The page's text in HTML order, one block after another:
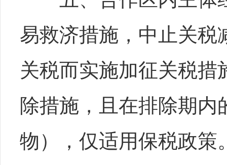
易救济措施，中止关税
关税而实施加征关税
除措施，且在排除期
物），仅适用保税政策